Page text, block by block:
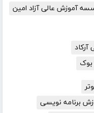
آموزش عالی آزاد امین
برنامه نویسی